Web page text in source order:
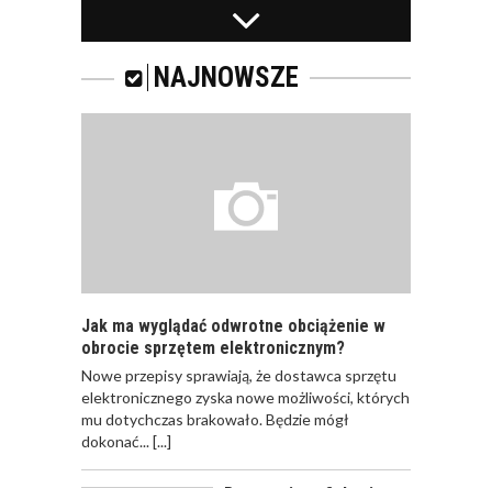
PRACOWNICY -
CZEMU WARTO ICH
SZKOLIĆ?
JAKIE SĄ RODZAJE
SZKOLEŃ DLA
JAK POWINNO
WYGLĄDAĆ
PRAWIDŁOWE
PRACOWNIKÓW?
NAJNOWSZE
Jak ma wyglądać odwrotne obciążenie w
obrocie sprzętem elektronicznym?
Nowe przepisy sprawiają, że dostawca sprzętu
elektronicznego zyska nowe możliwości, których
mu dotychczas brakowało. Będzie mógł
dokonać...[...]